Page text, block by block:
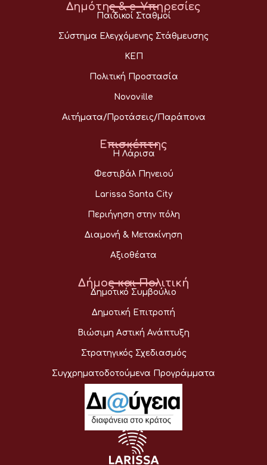
Δημότης & e-Υπηρεσίες
Παιδικοί Σταθμοί
Σύστημα Ελεγχόμενης Στάθμευσης
ΚΕΠ
Πολιτική Προστασία
Novoville
Αιτήματα/Προτάσεις/Παράπονα
Επισκέπτης
Η Λάρισα
Φεστιβάλ Πηνειού
Larissa Santa City
Περιήγηση στην πόλη
Διαμονή & Μετακίνηση
Αξιοθέατα
Δήμος και Πολιτική
Δημοτικό Συμβούλιο
Δημοτική Επιτροπή
Βιώσιμη Αστική Ανάπτυξη
Στρατηγικός Σχεδιασμός
Συγχρηματοδοτούμενα Προγράμματα